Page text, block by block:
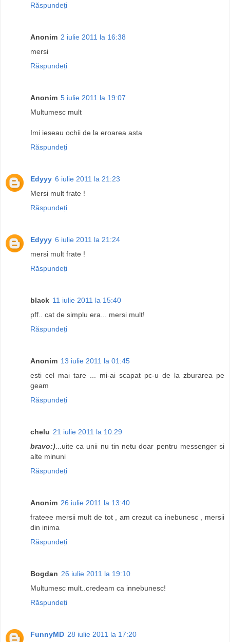
Răspundeți
Anonim 2 iulie 2011 la 16:38
mersi
Răspundeți
Anonim 5 iulie 2011 la 19:07
Multumesc mult
Imi ieseau ochii de la eroarea asta
Răspundeți
Edyyy 6 iulie 2011 la 21:23
Mersi mult frate !
Răspundeți
Edyyy 6 iulie 2011 la 21:24
mersi mult frate !
Răspundeți
black 11 iulie 2011 la 15:40
pff.. cat de simplu era... mersi mult!
Răspundeți
Anonim 13 iulie 2011 la 01:45
esti cel mai tare ... mi-ai scapat pc-u de la zburarea pe
geam
Răspundeți
chelu 21 iulie 2011 la 10:29
bravo:)...uite ca unii nu tin netu doar pentru messenger si
alte minuni
Răspundeți
Anonim 26 iulie 2011 la 13:40
frateee mersii mult de tot , am crezut ca inebunesc , mersii
din inima
Răspundeți
Bogdan 26 iulie 2011 la 19:10
Multumesc mult..credeam ca innebunesc!
Răspundeți
FunnyMD 28 iulie 2011 la 17:20